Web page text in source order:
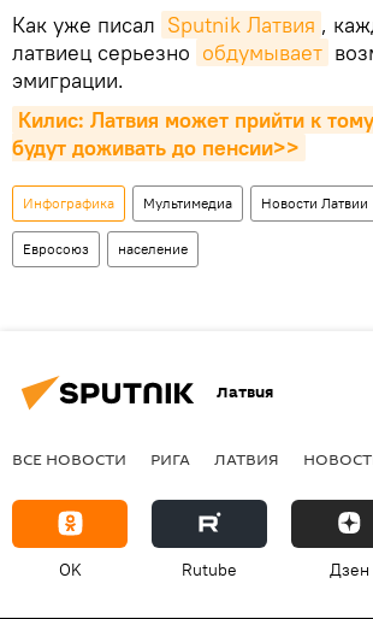
Как уже писал Sputnik Латвия ,
латвиец серьезно обдумывает
эмиграции.
Килис: Латвия может прийти к
будут доживать до пенсии>>
Инфографика Мультимедиа Новости Латвии
Евросоюз население
Латвия
ВСЕ НОВОСТИ РИГА ЛАТВИЯ
OK Rutube Дзен